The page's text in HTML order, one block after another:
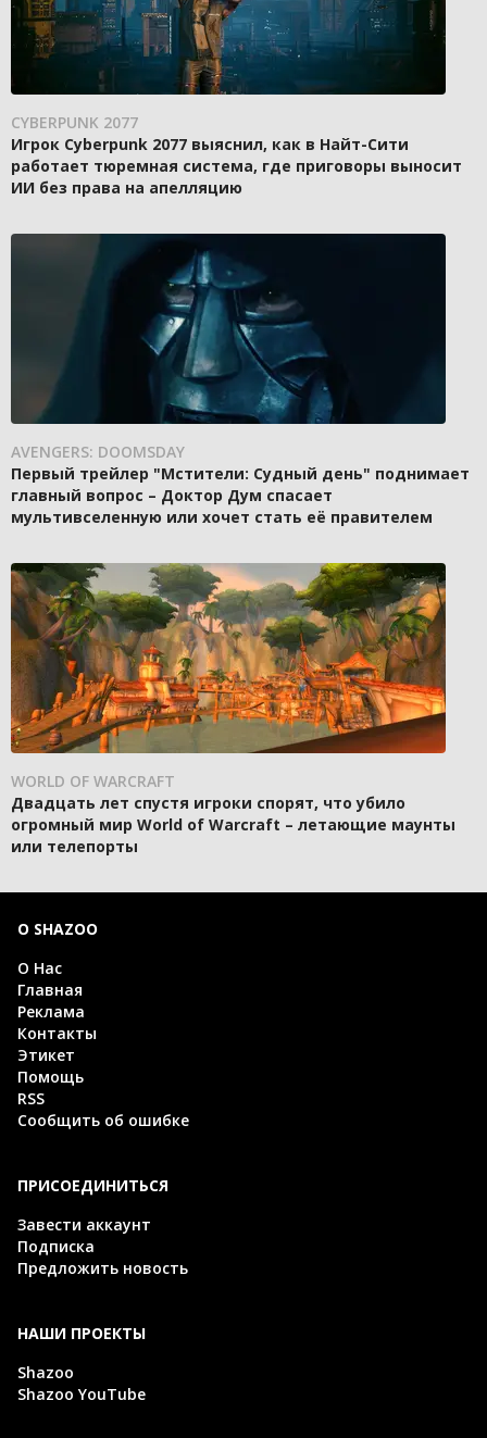
CYBERPUNK 2077
Игрок Cyberpunk 2077 выяснил, как в Найт-Сити
работает тюремная система, где приговоры выносит
ИИ без права на апелляцию
AVENGERS: DOOMSDAY
Первый трейлер "Мстители: Судный день" поднимает
главный вопрос – Доктор Дум спасает
мультивселенную или хочет стать её правителем
WORLD OF WARCRAFT
Двадцать лет спустя игроки спорят, что убило
огромный мир World of Warcraft – летающие маунты
или телепорты
О SHAZOO
О Нас
Главная
Реклама
Контакты
Этикет
Помощь
RSS
Сообщить об ошибке
ПРИСОЕДИНИТЬСЯ
Завести аккаунт
Подписка
Предложить новость
НАШИ ПРОЕКТЫ
Shazoo
Shazoo YouTube